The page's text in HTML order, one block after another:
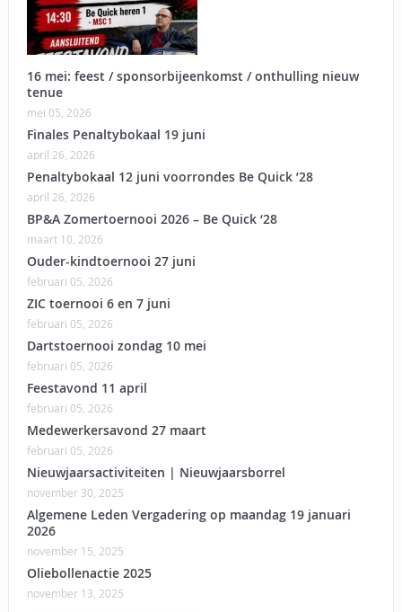
16 mei: feest / sponsorbijeenkomst / onthulling nieuw
tenue
mei 05, 2026
Finales Penaltybokaal 19 juni
april 26, 2026
Penaltybokaal 12 juni voorrondes Be Quick ’28
april 26, 2026
BP&A Zomertoernooi 2026 – Be Quick ‘28
maart 10, 2026
Ouder-kindtoernooi 27 juni
februari 05, 2026
ZIC toernooi 6 en 7 juni
februari 05, 2026
Dartstoernooi zondag 10 mei
februari 05, 2026
Feestavond 11 april
februari 05, 2026
Medewerkersavond 27 maart
februari 05, 2026
Nieuwjaarsactiviteiten | Nieuwjaarsborrel
november 30, 2025
Algemene Leden Vergadering op maandag 19 januari
2026
november 15, 2025
Oliebollenactie 2025
november 13, 2025